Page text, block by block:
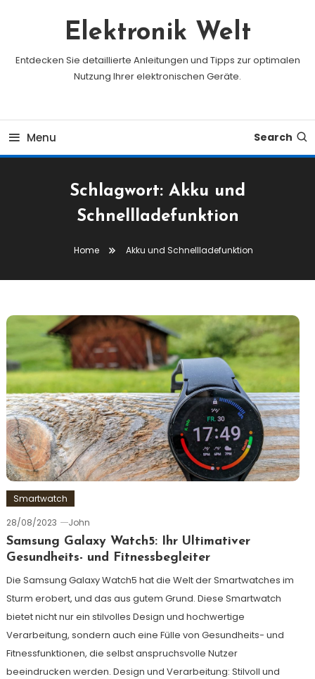
Elektronik Welt
Entdecken Sie detaillierte Anleitungen und Tipps zur optimalen
Nutzung Ihrer elektronischen Geräte.
Menu Search
Schlagwort: Akku und
Schnellladefunktion
Home Akku und Schnellladefunktion
Smartwatch
28/08/2023
John
Samsung Galaxy Watch5: Ihr Ultimativer
Gesundheits- und Fitnessbegleiter
Die Samsung Galaxy Watch5 hat die Welt der Smartwatches im
Sturm erobert, und das aus gutem Grund. Diese Smartwatch
bietet nicht nur ein stilvolles Design und hochwertige
Verarbeitung, sondern auch eine Fülle von Gesundheits- und
Fitnessfunktionen, die selbst anspruchsvolle Nutzer
beeindrucken werden. Design und Verarbeitung: Stilvoll und